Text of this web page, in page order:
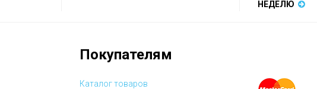
НЕДЕЛЮ
Покупателям
Каталог товаров